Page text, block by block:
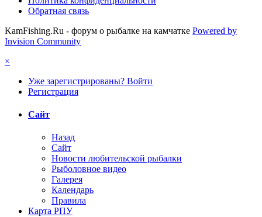
Обратная связь
KamFishing.Ru - форум о рыбалке на камчатке Powered by
Invision Community
×
Уже зарегистрированы? Войти
Регистрация
Сайт
Назад
Сайт
Новости любительской рыбалки
Рыболовное видео
Галерея
Календарь
Правила
Карта РПУ